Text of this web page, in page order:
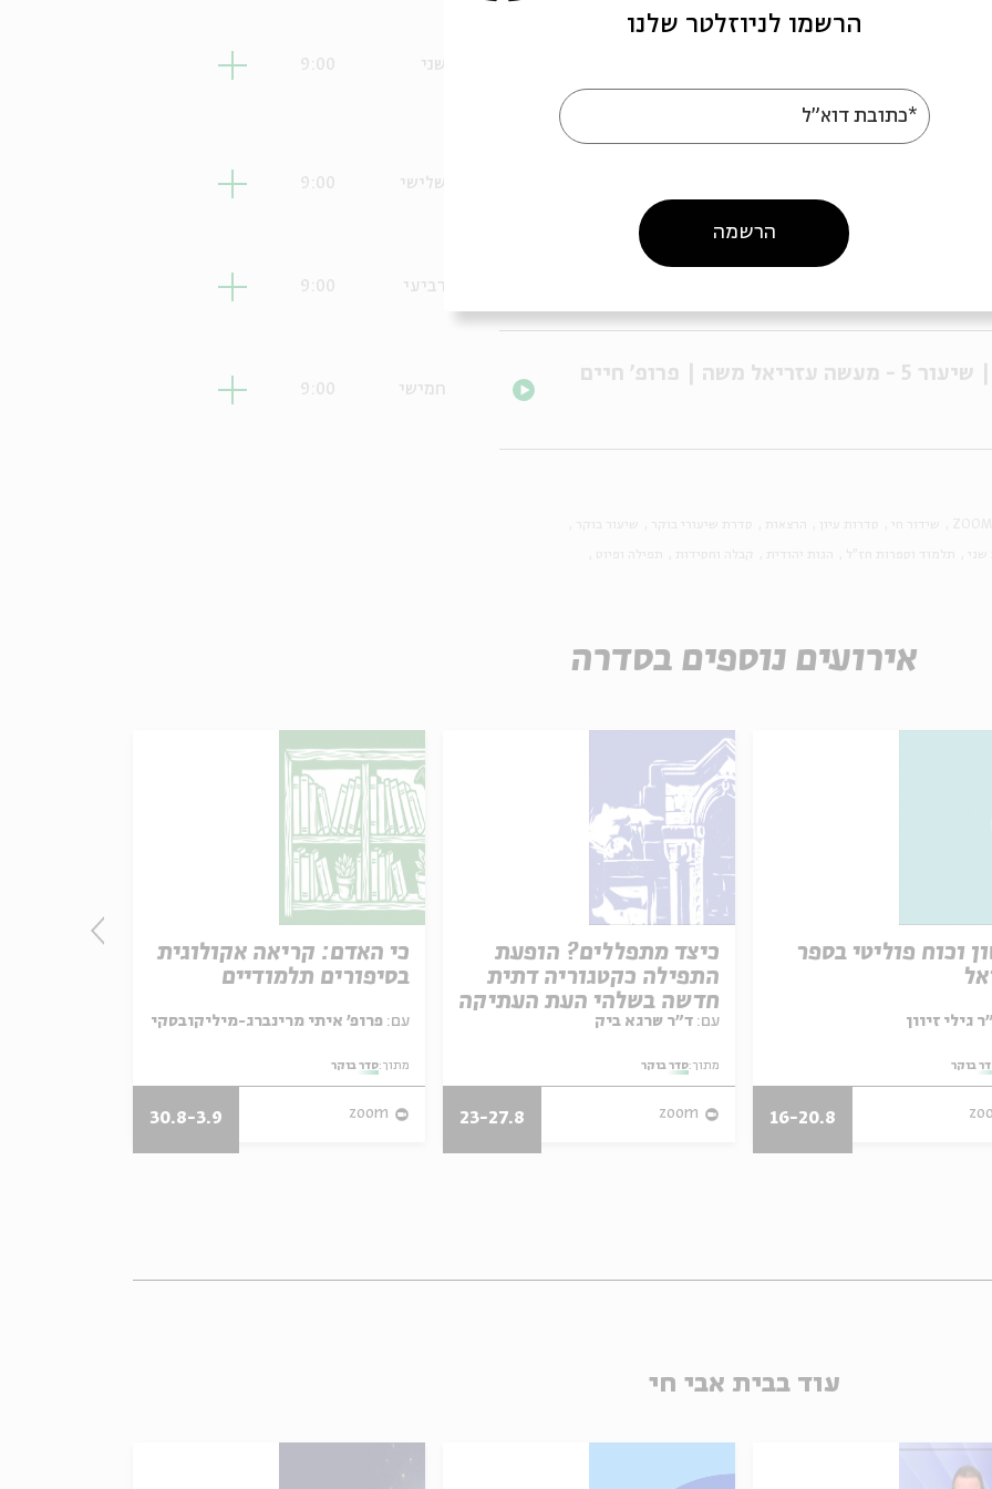
שני 9:00
שלישי 9:00
רביעי 9:00
#5: תלמודו של עגנון | שיעור 5 - מעשה עזריאל משה | פרופ' חיים
חמישי 9:00
אירועים נוספים בסדרה
וכוח פוליטי בספר
בוקר
16-20.8
כיצד מתפללים? הופעת
התפילה כקטגוריה דתית
חדשה בשלהי העת העתיקה
עם:
מתוך:סדר בוקר
zoom
23-27.8
כי האדם: קריאה אקולוגית
בסיפורים תלמודיים
עם:
מתוך:סדר בוקר
zoom
30.8-3.9
עוד בבית אבי חי
הרשמו לניוזלטר שלנו
*כתובת דוא"ל
הרשמה